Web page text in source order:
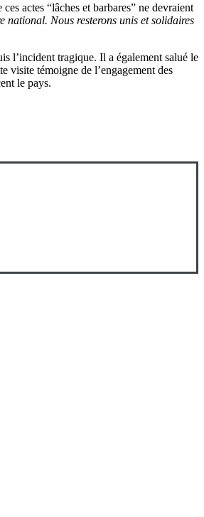
actes “lâches et barbares” ne devraient
national. Nous resterons unis et solidaires
l’incident tragique. Il a également salué le
visite témoigne de l’engagement des
le pays.